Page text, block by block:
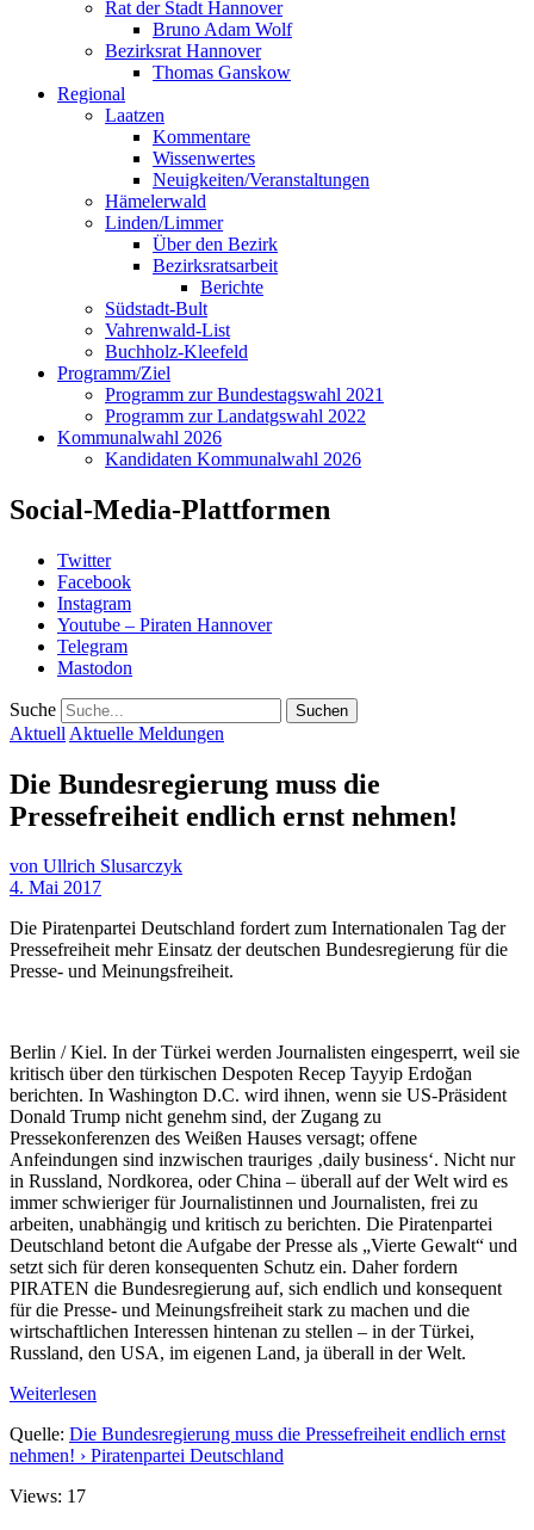
Rat der Stadt Hannover
Bruno Adam Wolf
Bezirksrat Hannover
Thomas Ganskow
Regional
Laatzen
Kommentare
Wissenwertes
Neuigkeiten/Veranstaltungen
Hämelerwald
Linden/Limmer
Über den Bezirk
Bezirksratsarbeit
Berichte
Südstadt-Bult
Vahrenwald-List
Buchholz-Kleefeld
Programm/Ziel
Programm zur Bundestagswahl 2021
Programm zur Landatgswahl 2022
Kommunalwahl 2026
Kandidaten Kommunalwahl 2026
Social-Media-Plattformen
Twitter
Facebook
Instagram
Youtube – Piraten Hannover
Telegram
Mastodon
Suche
Aktuell Aktuelle Meldungen
Die Bundesregierung muss die
Pressefreiheit endlich ernst nehmen!
von Ullrich Slusarczyk
4. Mai 2017
Die Piratenpartei Deutschland fordert zum Internationalen Tag der
Pressefreiheit mehr Einsatz der deutschen Bundesregierung für die
Presse- und Meinungsfreiheit.
Berlin / Kiel. In der Türkei werden Journalisten eingesperrt, weil sie
kritisch über den türkischen Despoten Recep Tayyip Erdoğan
berichten. In Washington D.C. wird ihnen, wenn sie US-Präsident
Donald Trump nicht genehm sind, der Zugang zu
Pressekonferenzen des Weißen Hauses versagt; offene
Anfeindungen sind inzwischen trauriges ‚daily business‘. Nicht nur
in Russland, Nordkorea, oder China – überall auf der Welt wird es
immer schwieriger für Journalistinnen und Journalisten, frei zu
arbeiten, unabhängig und kritisch zu berichten. Die Piratenpartei
Deutschland betont die Aufgabe der Presse als „Vierte Gewalt“ und
setzt sich für deren konsequenten Schutz ein. Daher fordern
PIRATEN die Bundesregierung auf, sich endlich und konsequent
für die Presse- und Meinungsfreiheit stark zu machen und die
wirtschaftlichen Interessen hintenan zu stellen – in der Türkei,
Russland, den USA, im eigenen Land, ja überall in der Welt.
Weiterlesen
Quelle: Die Bundesregierung muss die Pressefreiheit endlich ernst
nehmen! › Piratenpartei Deutschland
Views: 17